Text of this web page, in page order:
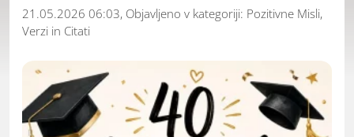
21.05.2026 06:03, Objavljeno v kategoriji: Pozitivne Misli,
Verzi in Citati